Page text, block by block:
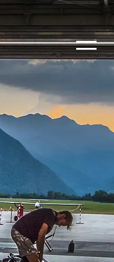
Attraktionen und
im Soča-Tal
Reisetipps.
ein
JAVORCA
JULIANA TRAIL